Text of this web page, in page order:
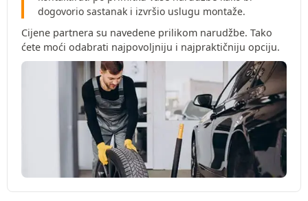
dogovorio sastanak i izvršio uslugu montaže.
Cijene partnera su navedene prilikom narudžbe. Tako
ćete moći odabrati najpovoljniju i najpraktičniju opciju.